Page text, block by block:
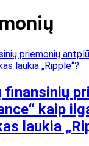
finansinių
kaip
laukia